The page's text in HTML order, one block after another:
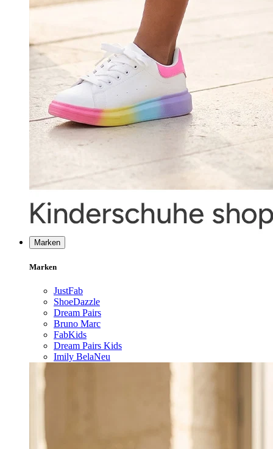
Marken
Marken
JustFab
ShoeDazzle
Dream Pairs
Bruno Marc
FabKids
Dream Pairs Kids
Imily BelaNeu